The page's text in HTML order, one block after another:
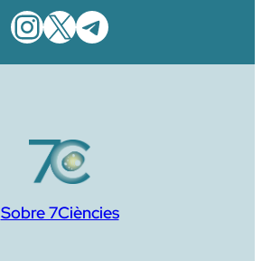
Instagram
X Telegram
Sobre 7Ciències